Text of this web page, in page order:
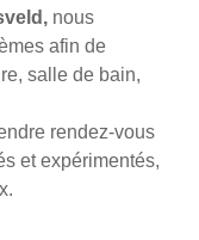
nous
afin de
salle de bain,
rendez-vous
et expérimentés,